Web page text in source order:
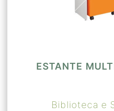
ESTANTE
Biblioteca e